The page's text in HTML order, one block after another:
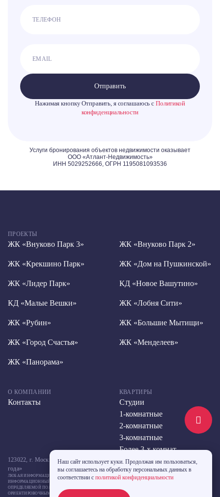
Отправить
Нажимая кнопку Отправить, я соглашаюсь с Политикой
конфиденциальности
ПРОЕКТЫ
ЖК «Внуково Парк 3» ЖК «Внуково Парк 2»
ЖК «Крекшино Парк» ЖК «Дом на Пушкинской»
ЖК «Лидер Парк» КД «Новое Вашутино»
КД «Малые Вешки» ЖК «Лобня Сити»
ЖК «Рубин» ЖК «Большие Мытищи»
ЖК «Город Счастья» ЖК «Менделеев»
ЖК «Панорама»
О КОМПАНИИ
Контакты
КВАРТИРЫ
Студии
1-комнатные
2-комнатные
3-комнатные
Более 3-х комнат
123022, г. Москва, ул. Большая Декабрьская, д. 10, стр. 2,метро «Улица 1905
года»
ЛЮБАЯ ИНФОРМАЦИЯ, ПРЕДСТАВЛЕННАЯ НА ДАННОМ САЙТЕ, НОСИТ ИСКЛЮЧИТЕЛЬНО
ИНФОРМАЦИОННЫЙ ХАРАКТЕР И НИ ПРИ КАКИХ УСЛОВИЯХ НЕ ЯВЛЯЕТСЯ ПУБЛИЧНОЙ ОФЕРТОЙ,
ОПРЕДЕЛЯЕМОЙ ПОЛОЖЕНИЯМИ СТАТЬИ 437 ГК РФ. УКАЗАННЫЕ НА САЙТЕ ЦЕНЫ ЯВЛЯЮТСЯ
ОРИЕНТИРОВОЧНЫМИ, ЗАСТРОЙЩИК МОЖЕТ ИЗМЕНИТЬ УКАЗАННЫЕ ЦЕНЫ В ЛЮБОЙ МОМЕНТ ПО
Наш сайт использует куки. Продолжая им пользоваться,
вы соглашаетесь на обработку персональных данных в
соответствии с политикой конфиденциальности